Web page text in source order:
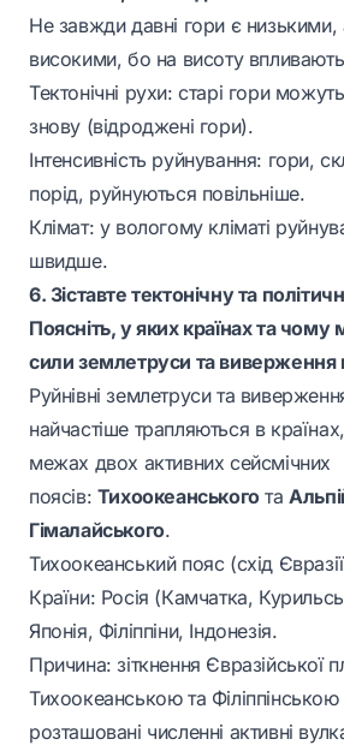
Не завжди давні гори є
високими, бо на висоту
Тектонічні рухи: старі гори можуть
знову (відроджені гори).
Інтенсивність руйнування: гори,
порід, руйнуються повільніше.
Клімат: у вологому кліматі
швидше.
6. Зіставте тектонічну та
Поясніть, у яких країнах та чому
сили землетруси та виверження
Руйнівні землетруси та
найчастіше трапляються в
межах двох активних сейсмічних
поясів: Тихоокеанськогота
Гімалайського.
Тихоокеанський пояс (схід
Країни: Росія (Камчатка,
Японія, Філіппіни, Індонезія.
Причина: зіткнення Євразійської
Тихоокеанською та
розташовані численні активні